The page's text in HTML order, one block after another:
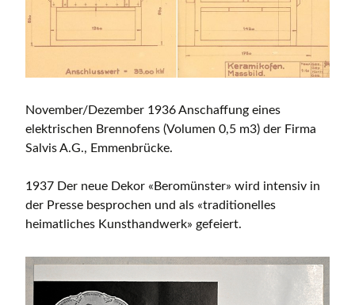
November/Dezember 1936 Anschaffung eines
elektrischen Brennofens (Volumen 0,5 m3) der Firma
Salvis A.G., Emmenbrücke.
1937 Der neue Dekor «Beromünster» wird intensiv in
der Presse besprochen und als «traditionelles
heimatliches Kunsthandwerk» gefeiert.